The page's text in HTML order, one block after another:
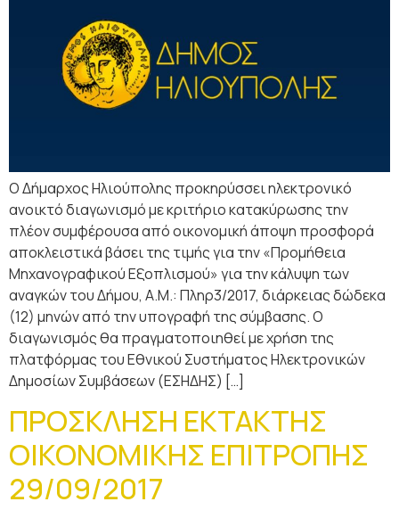
Ο Δήμαρχος Ηλιούπολης προκηρύσσει ηλεκτρονικό
ανοικτό διαγωνισμό με κριτήριο κατακύρωσης την
πλέον συμφέρουσα από οικονομική άποψη προσφορά
αποκλειστικά βάσει της τιμής για την «Προμήθεια
Μηχανογραφικού Εξοπλισμού» για την κάλυψη των
αναγκών του Δήμου, Α.Μ.: Πληρ3/2017, διάρκειας δώδεκα
(12) μηνών από την υπογραφή της σύμβασης. Ο
διαγωνισμός θα πραγματοποιηθεί με χρήση της
πλατφόρμας του Εθνικού Συστήματος Ηλεκτρονικών
Δημοσίων Συμβάσεων (ΕΣΗΔΗΣ) […]
ΠΡΟΣΚΛΗΣΗ ΕΚΤΑΚΤΗΣ
ΟΙΚΟΝΟΜΙΚΗΣ ΕΠΙΤΡΟΠΗΣ
29/09/2017